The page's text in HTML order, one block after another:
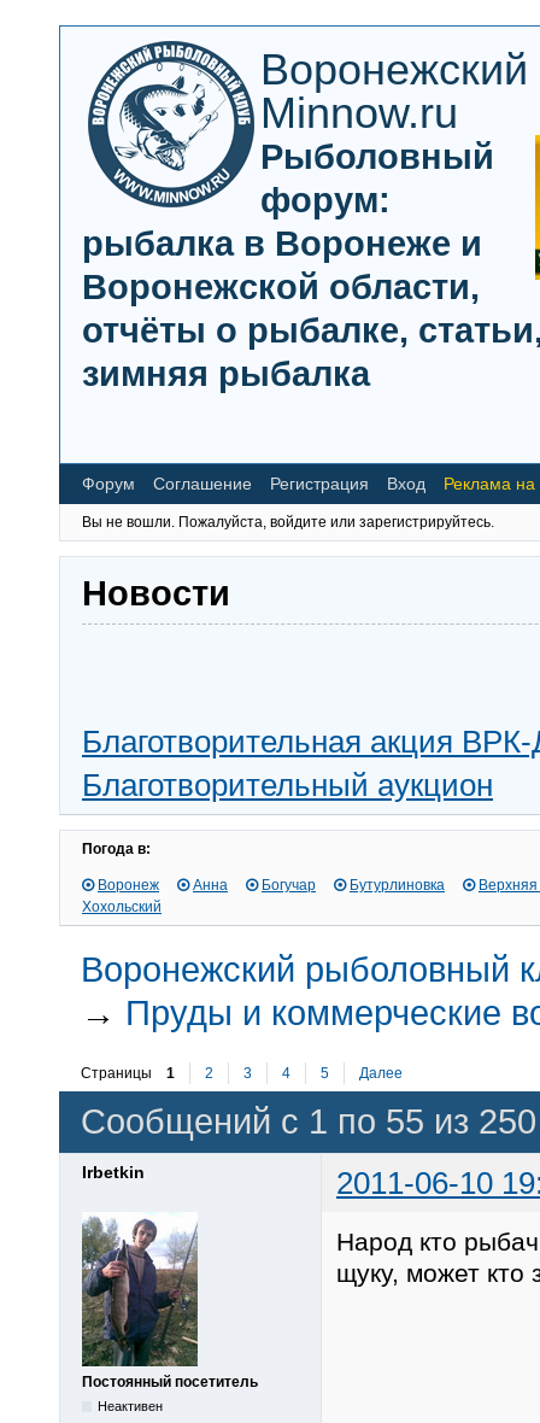
Minnow.ru
Рыболовный
форум:
рыбалка в Воронеже и
Воронежской области,
отчёты о рыбалке,
зимняя рыбалка
Форум Соглашение Регистрация Вход Реклама
Вы не вошли. Пожалуйста, войдите или зарегистрируйтесь.
Новости
Благотворительная акция
Благотворительный аукцион
Погода в:
Воронеж Анна Богучар Бутурлиновка
Хохольский
Воронежский рыболовный
→ Пруды и коммерческие
Страницы 1 2 3 4 5 Далее
Сообщений с 1 по 55 из 250
Irbetkin 2011-06-10
Постоянный посетитель
Неактивен
Народ кто
щуку, может кто